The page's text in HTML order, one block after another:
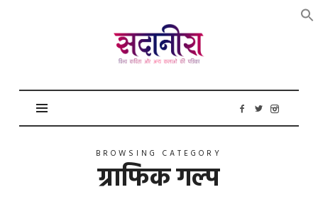
सदानीरा
BROWSING CATEGORY
ग्राफिक गल्प